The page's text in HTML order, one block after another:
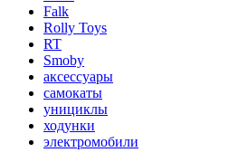
Falk
Rolly Toys
RT
Smoby
аксессуары
самокаты
унициклы
ходунки
электромобили